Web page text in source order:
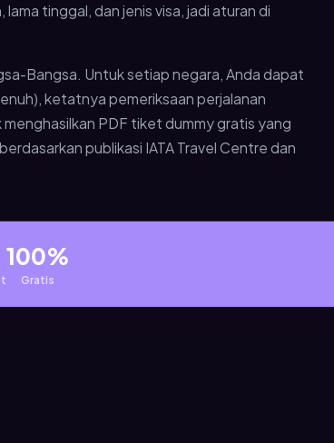
tinggal, dan jenis visa, jadi aturan di
Bangsa. Untuk setiap negara, Anda dapat
ketatnya pemeriksaan perjalanan
PDF tiket dummy gratis yang
publikasi IATA Travel Centre dan
100%
Gratis